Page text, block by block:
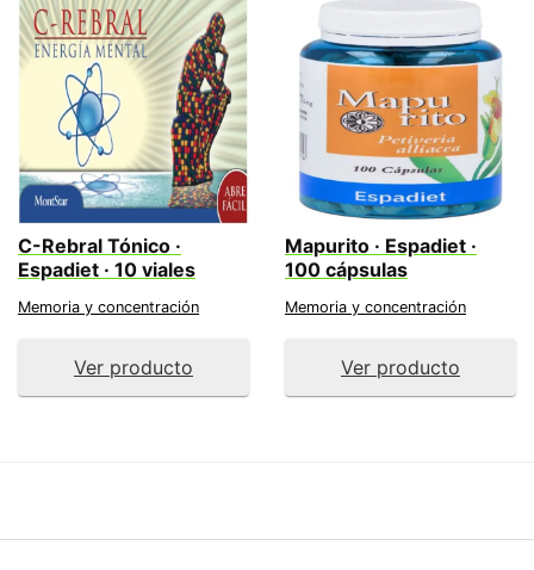
C-Rebral Tónico ·
Espadiet · 10 viales
Memoria y concentración
Ver producto
Mapurito · Espadiet ·
100 cápsulas
Memoria y concentración
Ver producto